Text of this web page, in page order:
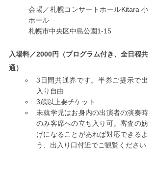
​会場／​札幌コンサートホールKitara 小
ホール
札幌市中央区中島公園1-15
入場料／2000円（プログラム付き、全日程共
通）
3日間共通券です。半券ご提示で出
入り自由
3歳以上要チケット
未就学児はお身内の出演者の演奏時
のみ客席への立ち入り可。審査の妨
げになることがあれば対応できるよ
う、出入り口付近でご観覧ください